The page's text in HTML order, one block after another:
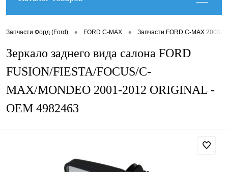
Запчасти Форд (Ford) • FORD C-MAX • Запчасти FORD C-MAX 2003-
Зеркало заднего вида салона FORD
FUSION/FIESTA/FOCUS/C-
MAX/MONDEO 2001-2012 ORIGINAL -
OEM 4982463